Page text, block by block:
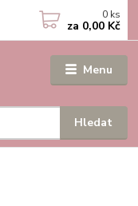
Menu
Hledat
0 ks
za 0,00 Kč